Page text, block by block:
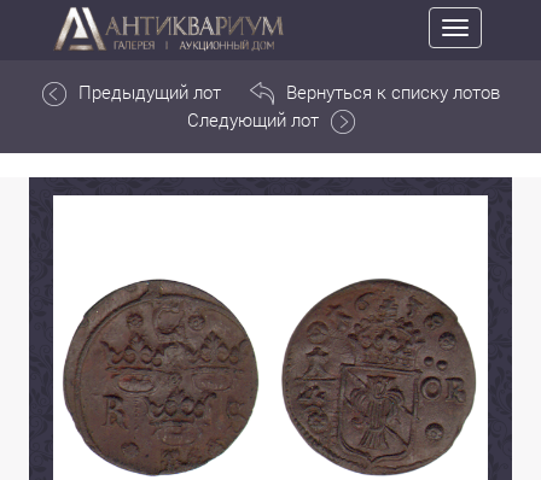
Toggle
navigation
Предыдущий лот
Вернуться к списку лотов
Следующий лот